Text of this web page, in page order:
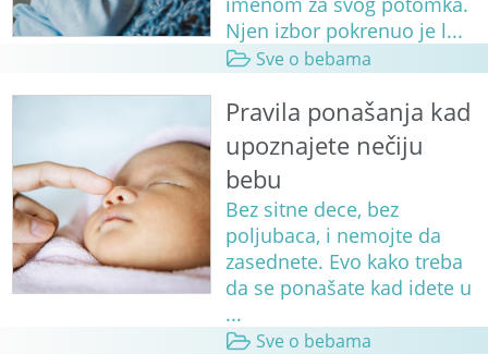
Njen izbor pokrenuo je l...
Sve o bebama
Pravila ponašanja kad
upoznajete nečiju
bebu
Bez sitne dece, bez
poljubaca, i nemojte da
zasednete. Evo kako treba
da se ponašate kad idete u
...
Sve o bebama